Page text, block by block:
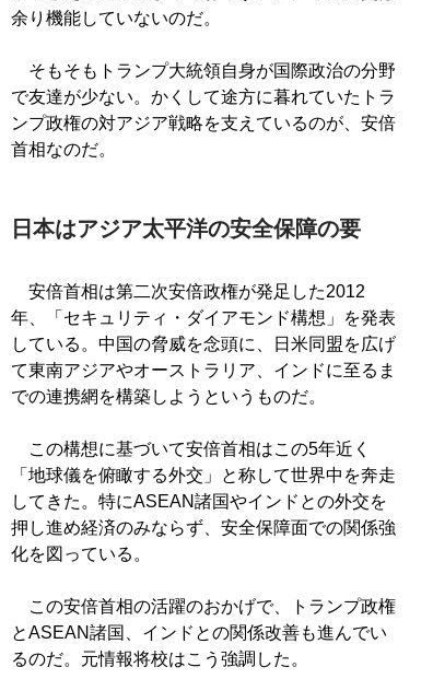
余り機能していないのだ。
そもそもトランプ大統領自身が国際政治の分野
で友達が少ない。かくして途方に暮れていたトラ
ンプ政権の対アジア戦略を支えているのが、安倍
首相なのだ。
日本はアジア太平洋の安全保障の要
安倍首相は第二次安倍政権が発足した2012
年、「セキュリティ・ダイアモンド構想」を発表
している。中国の脅威を念頭に、日米同盟を広げ
て東南アジアやオーストラリア、インドに至るま
での連携網を構築しようというものだ。
この構想に基づいて安倍首相はこの5年近く
「地球儀を俯瞰する外交」と称して世界中を奔走
してきた。特にASEAN諸国やインドとの外交を
押し進め経済のみならず、安全保障面での関係強
化を図っている。
この安倍首相の活躍のおかげで、トランプ政権
とASEAN諸国、インドとの関係改善も進んでい
るのだ。元情報将校はこう強調した。